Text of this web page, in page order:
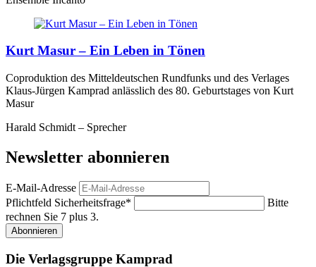
Kurt Masur – Ein Leben in Tönen
Coproduktion des Mitteldeutschen Rundfunks und des Verlages
Klaus-Jürgen Kamprad anlässlich des 80. Geburtstages von Kurt
Masur
Harald Schmidt – Sprecher
Newsletter abonnieren
E-Mail-Adresse
Pflichtfeld Sicherheitsfrage*
Bitte
rechnen Sie 7 plus 3.
Abonnieren
Die Verlagsgruppe Kamprad